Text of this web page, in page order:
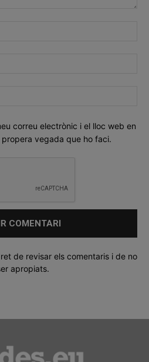
correu electrònic i el lloc web en
vegada que ho faci.
de revisar els comentaris i de no
apropiats.